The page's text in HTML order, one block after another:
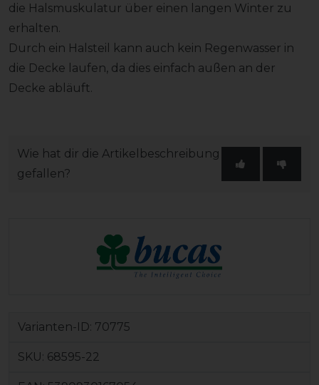
die Halsmuskulatur über einen langen Winter zu
erhalten.
Durch ein Halsteil kann auch kein Regenwasser in
die Decke laufen, da dies einfach außen an der
Decke abläuft.
Wie hat dir die Artikelbeschreibung
gefallen?
Varianten-ID: 70775
SKU: 68595-22